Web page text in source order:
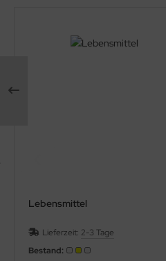
Lebensmittel
Lieferzeit: 2-3 Tage
Bestand: